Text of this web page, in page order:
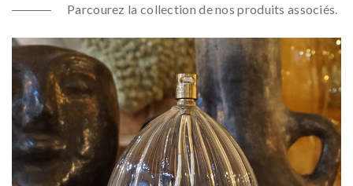
Parcourez la collection de nos produits associés.